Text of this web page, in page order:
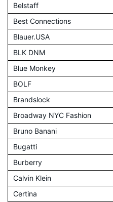
Belstaff
Best Connections
Blauer.USA
BLK DNM
Blue Monkey
BOLF
Brandslock
Broadway NYC Fashion
Bruno Banani
Bugatti
Burberry
Calvin Klein
Certina